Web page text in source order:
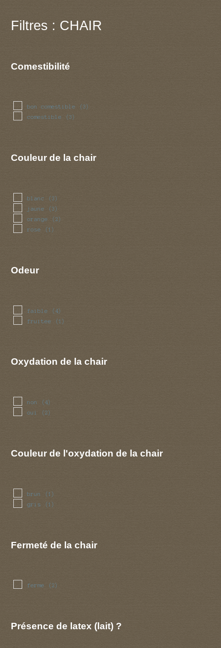
Filtres : CHAIR
Comestibilité
bon comestible (3)
comestible (3)
Couleur de la chair
blanc (3)
jaune (3)
orange (2)
rose (1)
Odeur
faible (4)
fruitee (1)
Oxydation de la chair
non (4)
oui (2)
Couleur de l'oxydation de la chair
brun (1)
gris (1)
Fermeté de la chair
ferme (2)
Présence de latex (lait) ?